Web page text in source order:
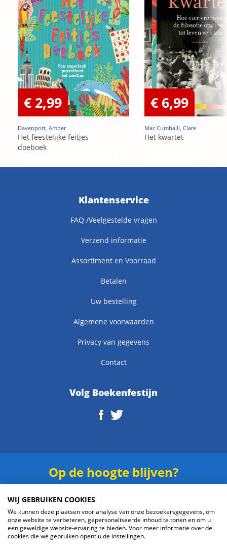
€ 2,99
Davenport, Amber
Het feestelijke feitjes
doeboek
€ 6,99
Mac Cumhaill, Clare
Het kwartet
Klantenservice
FAQ /Veelgestelde vragen
Verzend informatie
Assortiment en Voorraad
Betalen
Uw bestelling
Algemene voorwaarden
Privacy van gegevens
Contact
Volg Boekenfestijn
Op de hoogte blijven?
WIJ GEBRUIKEN COOKIES
We kunnen deze plaatsen voor analyse van onze bezoekersgegevens, om
onze website te verbeteren, gepersonaliseerde inhoud te tonen en om u
een geweldige website-ervaring te bieden. Voor meer informatie over de
cookies die we gebruiken opent u de instellingen.